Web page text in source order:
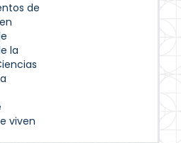
de
la
viven